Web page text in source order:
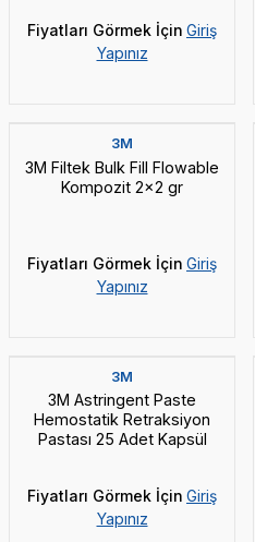
Fiyatları Görmek İçin Giriş
Yapınız
3M
3M Filtek Bulk Fill Flowable
Kompozit 2x2 gr
Fiyatları Görmek İçin Giriş
Yapınız
3M
3M Astringent Paste
Hemostatik Retraksiyon
Pastası 25 Adet Kapsül
Fiyatları Görmek İçin Giriş
Yapınız